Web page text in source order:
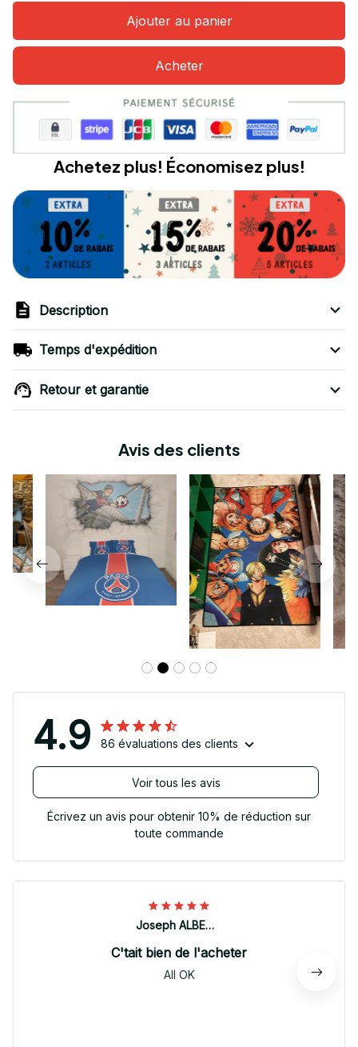
Ajouter au panier
Acheter
Achetez plus! Économisez plus!
Description
Temps d'expédition
Retour et garantie
Avis des clients
4.9 86 évaluations des clients
Voir tous les avis
Écrivez un avis pour obtenir 10% de réduction sur
toute commande
Joseph ALBERTINI
C'tait bien de l'acheter
All OK